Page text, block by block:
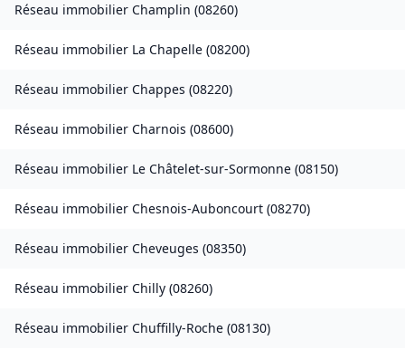
Réseau immobilier Champlin (08260)
Réseau immobilier La Chapelle (08200)
Réseau immobilier Chappes (08220)
Réseau immobilier Charnois (08600)
Réseau immobilier Le Châtelet-sur-Sormonne (08150)
Réseau immobilier Chesnois-Auboncourt (08270)
Réseau immobilier Cheveuges (08350)
Réseau immobilier Chilly (08260)
Réseau immobilier Chuffilly-Roche (08130)